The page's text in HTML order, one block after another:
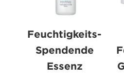
Feuchtigkeits-
Spendende
Essenz